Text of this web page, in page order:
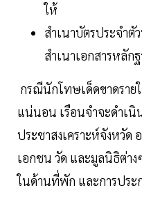
ให้
สำเนาบัตรประจำ
สำเนาเอกสารหลัก
กรณีนักโทษเด็ดขาดราย
แน่นอน เรือนจำจะดำเนิ
ประชาสงเคราะห์จังหวัด
เอกชน วัด และมูลนิธิต่า
ในด้านที่พัก และการประ